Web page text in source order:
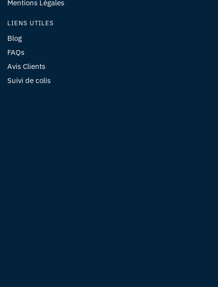
Mentions Légales
LIENS UTILES
Blog
FAQs
Avis Clients
Suivi de colis